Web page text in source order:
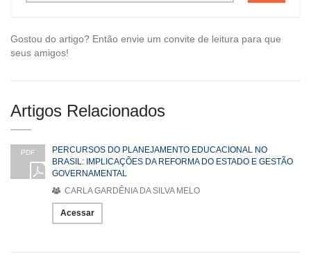
Gostou do artigo? Então envie um convite de leitura para que
seus amigos!
Artigos Relacionados
PDF
PERCURSOS DO PLANEJAMENTO EDUCACIONAL NO
BRASIL: IMPLICAÇÕES DA REFORMA DO ESTADO E GESTÃO
GOVERNAMENTAL
CARLA GARDÊNIA DA SILVA MELO
Acessar